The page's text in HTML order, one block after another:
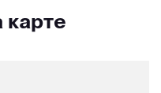
карте